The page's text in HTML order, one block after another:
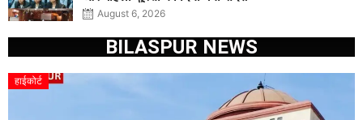
August 6, 2026
BILASPUR NEWS
हाईकोर्ट